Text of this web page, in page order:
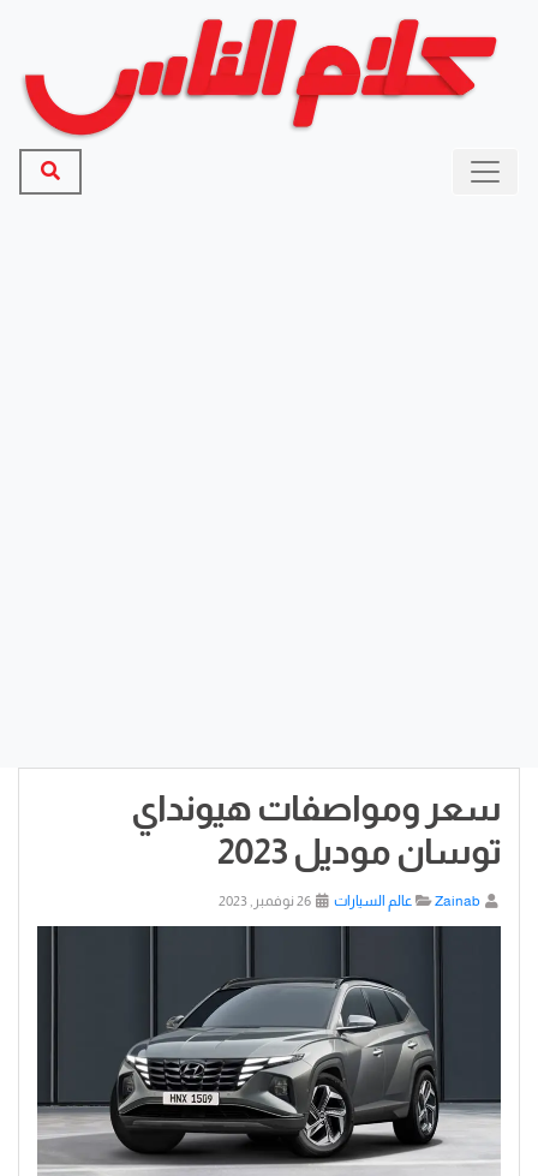
سعر ومواصفات هيونداي
توسان موديل 2023
Zainab عالم السيارات